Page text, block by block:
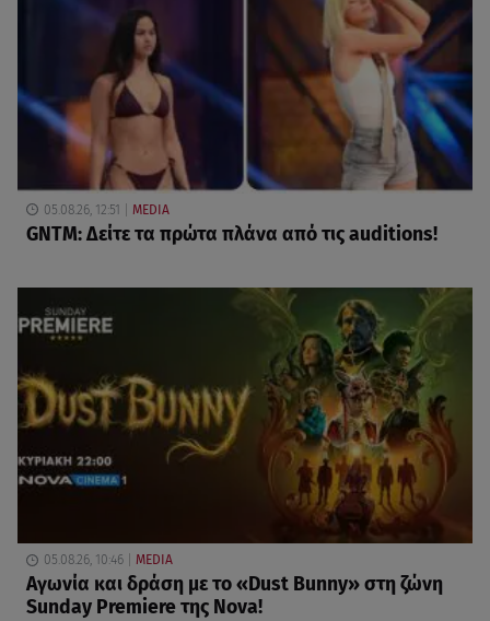
05.08.26, 12:51 MEDIA
GNTM: Δείτε τα πρώτα πλάνα από τις auditions!
05.08.26, 10:46 MEDIA
Αγωνία και δράση με το «Dust Bunny» στη ζώνη
Sunday Premiere της Nova!